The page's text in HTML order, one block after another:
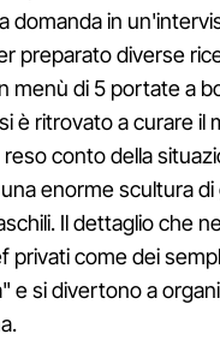
domanda in
preparato diverse
menù di 5 portate a
è ritrovato a curare il
conto della
enorme scultura di
Il dettaglio che
privati come dei
e si divertono a